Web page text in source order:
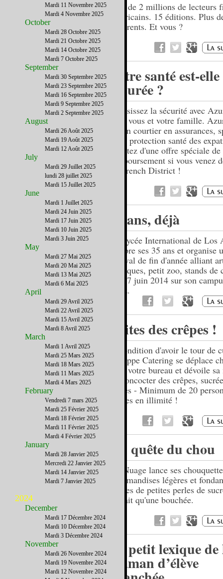
Près de 2 millions de lecteurs
américains. 15 éditions. Plus
adhérents. Et vous ?
Votre santé est-
assurée ?
Choisissez la sécurité avec
pour vous et votre famille.
est un courtier en assurances,
de la protection santé des
Profitez d'une offre spéciale de
remboursement si vous venez
du French District !
35 ans, déjà
Le Lycée International de Los
célèbre ses 35 ans et organise
festival de fin d'année alliant
musiques, petit zoo, stands
- Le 7 juin 2014 sur son
Feliz.
Faites des crêpes !
A condition d'avoir le tour de
Philippe Catering se déplace
ou à votre bureau et dévoile
de concocter des crêpes,
salées - Minimum de 20
crêpes en illimité !
En quête du chou
Bo Nuage lance ses
gourmandises légères et
ornées de petites perles de
ne fait qu'une bouchée.
Le petit lexique
maman d’élève
Mardi 11 Novembre 2025
Mardi 4 Novembre 2025
October
Mardi 28 Octobre 2025
Mardi 21 Octobre 2025
Mardi 14 Octobre 2025
Mardi 7 Octobre 2025
September
Mardi 30 Septembre 2025
Mardi 23 Septembre 2025
Mardi 16 Septembre 2025
Mardi 9 Septembre 2025
Mardi 2 Septembre 2025
August
Mardi 26 Août 2025
Mardi 19 Août 2025
Mardi 12 Août 2025
July
Mardi 29 Juillet 2025
lundi 28 juillet 2025
Mardi 15 Juillet 2025
June
Mardi 1 Juillet 2025
Mardi 24 Juin 2025
Mardi 17 Juin 2025
Mardi 10 Juin 2025
Mardi 3 Juin 2025
May
Mardi 27 Mai 2025
Mardi 20 Mai 2025
Mardi 13 Mai 2025
Mardi 6 Mai 2025
April
Mardi 29 Avril 2025
Mardi 22 Avril 2025
Mardi 15 Avril 2025
Mardi 8 Avril 2025
March
Mardi 1 Avril 2025
Mardi 25 Mars 2025
Mardi 18 Mars 2025
Mardi 11 Mars 2025
Mardi 4 Mars 2025
February
Vendredi 7 mars 2025
Mardi 25 Février 2025
Mardi 18 Février 2025
Mardi 11 Février 2025
Mardi 4 Février 2025
January
Mardi 28 Janvier 2025
Mercredi 22 Janvier 2025
Mardi 14 Janvier 2025
Mardi 7 Janvier 2025
2024
December
Mardi 17 Décembre 2024
Mardi 10 Décembre 2024
Mardi 3 Décembre 2024
November
Mardi 26 Novembre 2024
Mardi 19 Novembre 2024
Mardi 12 Novembre 2024